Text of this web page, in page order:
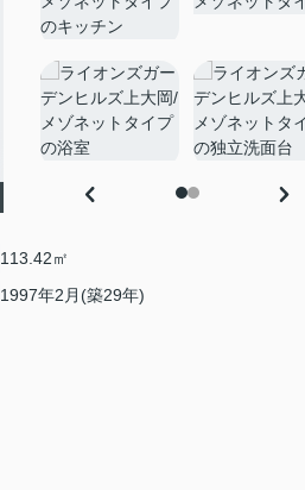
113.42㎡
1997年2月(築29年)